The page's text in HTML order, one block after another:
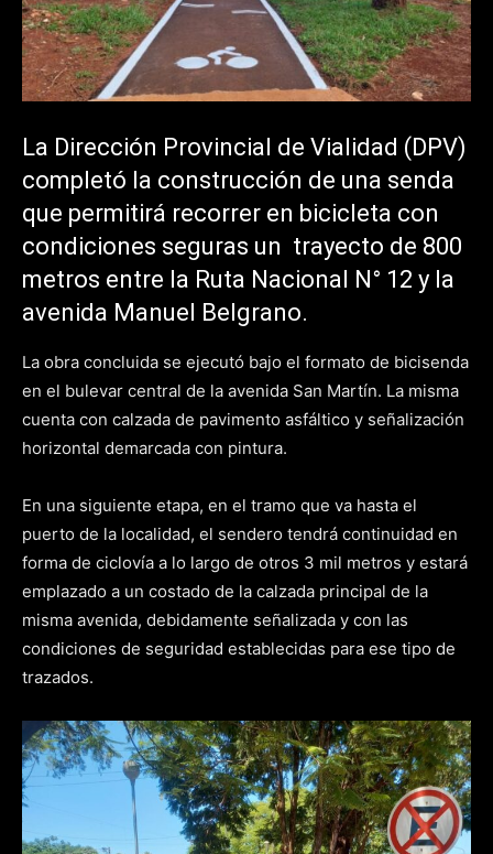
La Dirección Provincial de Vialidad (DPV)
completó la construcción de una senda
que permitirá recorrer en bicicleta con
condiciones seguras un trayecto de 800
metros entre la Ruta Nacional N° 12 y la
avenida Manuel Belgrano.
La obra concluida se ejecutó bajo el formato de bicisenda
en el bulevar central de la avenida San Martín. La misma
cuenta con calzada de pavimento asfáltico y señalización
horizontal demarcada con pintura.
En una siguiente etapa, en el tramo que va hasta el
puerto de la localidad, el sendero tendrá continuidad en
forma de ciclovía a lo largo de otros 3 mil metros y estará
emplazado a un costado de la calzada principal de la
misma avenida, debidamente señalizada y con las
condiciones de seguridad establecidas para ese tipo de
trazados.